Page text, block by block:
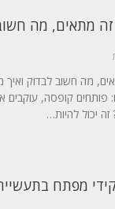
זה מתאים, מה
מה חשוב לבדוק ואיך
קופסה, עוקבים
יכול להיות…
מפתח